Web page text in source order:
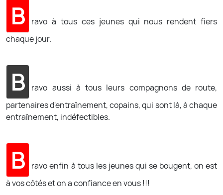
B
ravo à tous ces jeunes qui nous rendent fiers
chaque jour.
B
ravo aussi à tous leurs compagnons de route,
partenaires d'entraînement, copains, qui sont là, à chaque
entraînement, indéfectibles.
B
ravo enfin à tous les jeunes qui se bougent, on est
à vos côtés et on a confiance en vous !!!